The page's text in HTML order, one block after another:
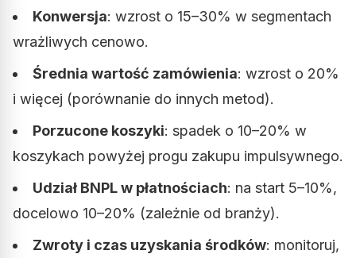
Konwersja: wzrost o 15–30% w segmentach
wrażliwych cenowo.
Średnia wartość zamówienia: wzrost o 20%
i więcej (porównanie do innych metod).
Porzucone koszyki: spadek o 10–20% w
koszykach powyżej progu zakupu impulsywnego.
Udział BNPL w płatnościach: na start 5–10%,
docelowo 10–20% (zależnie od branży).
Zwroty i czas uzyskania środków: monitoruj,